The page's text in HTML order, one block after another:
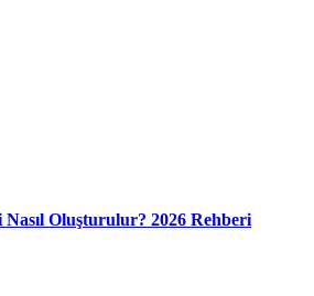
Oluşturulur? 2026 Rehberi